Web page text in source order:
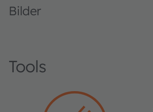
Bilder
Tools